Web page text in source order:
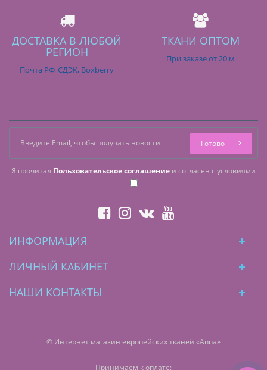
ДОСТАВКА В ЛЮБОЙ
РЕГИОН
Почта РФ, СДЭК, Boxberry
ТКАНИ ОПТОМ
При заказе от 20 м
Я прочитал Пользовательское соглашение и согласен с условиями
Готово
ИНФОРМАЦИЯ
ЛИЧНЫЙ КАБИНЕТ
НАШИ КОНТАКТЫ
© Интернет магазин европейских тканей «Anna»
Принимаем к оплате: